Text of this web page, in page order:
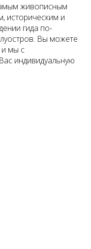
живописным
историческим и
гида по-
Вы можете
и мы с
индивидуальную